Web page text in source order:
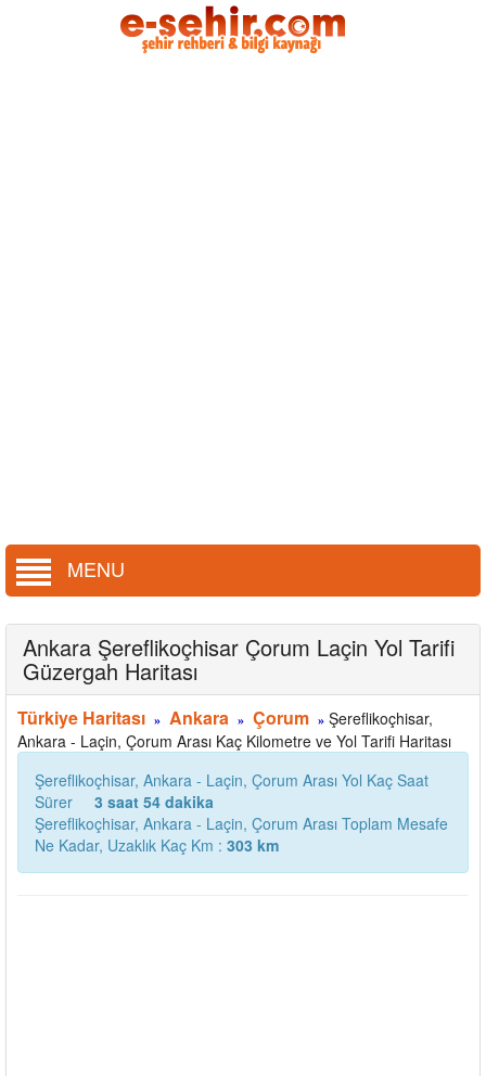
MENU
Ankara Şereflikoçhisar Çorum Laçin Yol Tarifi
Güzergah Haritası
Türkiye Haritası » Ankara » Çorum » Şereflikoçhisar,
Ankara - Laçin, Çorum Arası Kaç Kilometre ve Yol Tarifi Haritası
Şereflikoçhisar, Ankara - Laçin, Çorum Arası Yol Kaç Saat
Sürer
3 saat 54 dakika
Şereflikoçhisar, Ankara - Laçin, Çorum Arası Toplam Mesafe
Ne Kadar, Uzaklık Kaç Km : 303 km